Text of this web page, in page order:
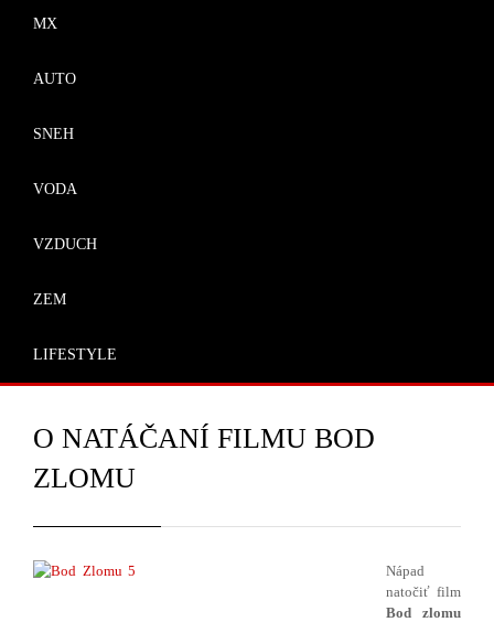
MX
AUTO
SNEH
VODA
VZDUCH
ZEM
LIFESTYLE
O NATÁČANÍ FILMU BOD
ZLOMU
Nápad
natočiť film
Bod zlomu